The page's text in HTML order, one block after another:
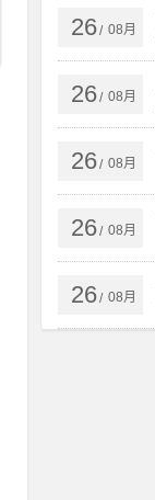
26/ 08月
26/ 08月
26/ 08月
26/ 08月
26/ 08月